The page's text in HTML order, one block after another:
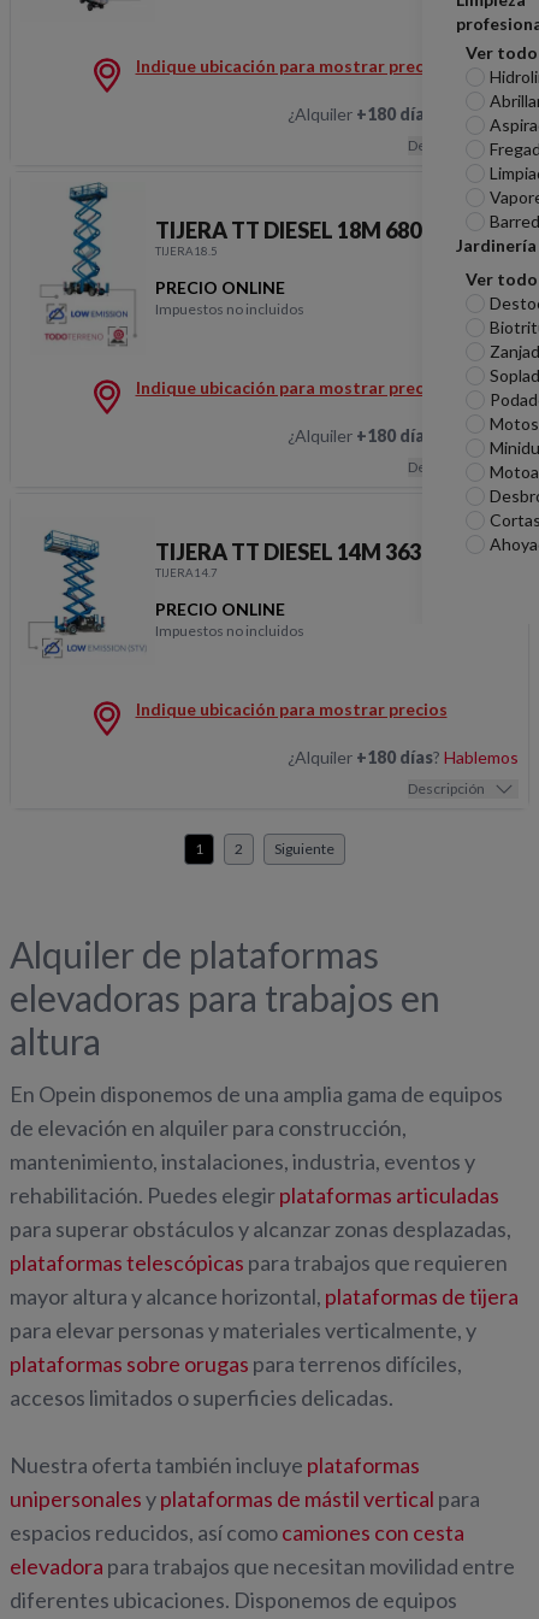
Ver todo
Jardinería
Ver todo
TELESCOPICA TT
Indique ubicación para mostrar precios
¿Alquiler +180 días Hablemos
Descripción
TIJERA TT DIESEL 18M 680KG STV
TIJERA18.5
PRECIO ONLINE
Impuestos no incluidos
TIJERA TT DIESEL
Indique ubicación para mostrar precios
¿Alquiler +180 días Hablemos
Descripción
TIJERA TT DIESEL 14M 363KG STV
TIJERA14.7
PRECIO ONLINE
Impuestos no incluidos
Indique ubicación para mostrar precios
¿Alquiler +180 días? Hablemos
Descripción
1 2 Siguiente
Alquiler de plataformas
elevadoras para trabajos en
altura
En Opein disponemos de una amplia gama de equipos
de elevación en alquiler para construcción,
mantenimiento, instalaciones, industria, eventos y
rehabilitación. Puedes elegirplataformas articuladas
para superar obstáculos y alcanzar zonas desplazadas,
plataformas telescópicas para trabajos que requieren
mayor altura y alcance horizontal, plataformas de tijera
para elevar personas y materiales verticalmente, y
plataformas sobre orugas para terrenos difíciles,
accesos limitados o superficies delicadas.
Nuestra oferta también incluye plataformas
unipersonalesyplataformas de mástil vertical para
espacios reducidos, así comocamiones con cesta
elevadora para trabajos que necesitan movilidad entre
diferentes ubicaciones. Disponemos de equipos